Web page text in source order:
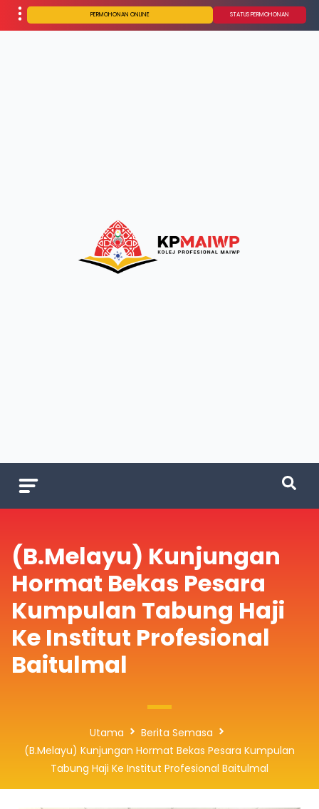
PERMOHONAN ONLINE STATUS PERMOHONAN
(B.Melayu) Kunjungan
Hormat Bekas Pesara
Kumpulan Tabung Haji
Ke Institut Profesional
Baitulmal
Utama
Berita Semasa
(B.Melayu) Kunjungan Hormat Bekas Pesara Kumpulan
Tabung Haji Ke Institut Profesional Baitulmal